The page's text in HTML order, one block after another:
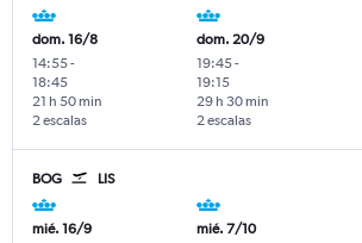
dom. 16/8
14:55-
18:45
2 escalas
21 h 50 min
dom. 20/9
19:45-
19:15
2 escalas
29 h 30 min
BOG LIS
mié. 16/9
mié. 7/10